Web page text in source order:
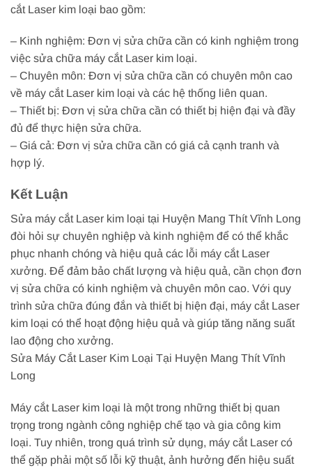
cắt Laser kim loại bao gồm:
– Kinh nghiệm: Đơn vị sửa chữa cần có kinh nghiệm trong
việc sửa chữa máy cắt Laser kim loại.
– Chuyên môn: Đơn vị sửa chữa cần có chuyên môn cao
về máy cắt Laser kim loại và các hệ thống liên quan.
– Thiết bị: Đơn vị sửa chữa cần có thiết bị hiện đại và đầy
đủ để thực hiện sửa chữa.
– Giá cả: Đơn vị sửa chữa cần có giá cả cạnh tranh và
hợp lý.
Kết Luận
Sửa máy cắt Laser kim loại tại Huyện Mang Thít Vĩnh Long
đòi hỏi sự chuyên nghiệp và kinh nghiệm để có thể khắc
phục nhanh chóng và hiệu quả các lỗi máy cắt Laser
xưởng. Để đảm bảo chất lượng và hiệu quả, cần chọn đơn
vị sửa chữa có kinh nghiệm và chuyên môn cao. Với quy
trình sửa chữa đúng đắn và thiết bị hiện đại, máy cắt Laser
kim loại có thể hoạt động hiệu quả và giúp tăng năng suất
lao động cho xưởng.
Sửa Máy Cắt Laser Kim Loại Tại Huyện Mang Thít Vĩnh
Long
Máy cắt Laser kim loại là một trong những thiết bị quan
trọng trong ngành công nghiệp chế tạo và gia công kim
loại. Tuy nhiên, trong quá trình sử dụng, máy cắt Laser có
thể gặp phải một số lỗi kỹ thuật, ảnh hưởng đến hiệu suất